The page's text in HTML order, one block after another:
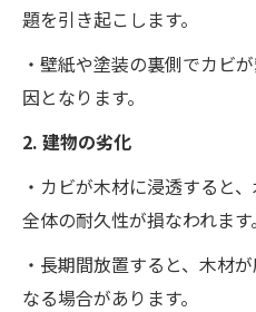
題を引き起こします。
・壁紙や塗装の裏側でカビ
因となります。
2. 建物の劣化
・カビが木材に浸透すると
全体の耐久性が損なわれます。
・長期間放置すると、木材
なる場合があります。